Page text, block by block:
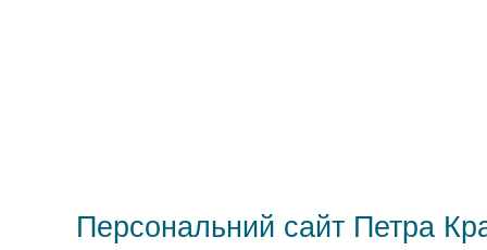
Персональний сайт Петра